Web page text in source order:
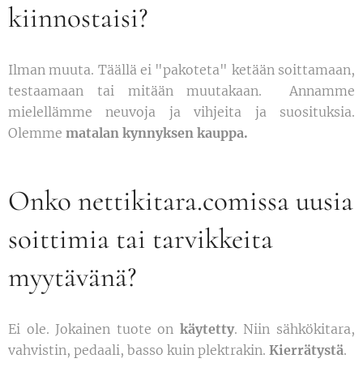
kiinnostaisi?
Ilman muuta. Täällä ei "pakoteta" ketään soittamaan,
testaamaan tai mitään muutakaan. Annamme
mielellämme neuvoja ja vihjeita ja suosituksia.
Olemme matalan kynnyksen kauppa.
Onko nettikitara.comissa uusia
soittimia tai tarvikkeita
myytävänä?
Ei ole. Jokainen tuote on käytetty. Niin sähkökitara,
vahvistin, pedaali, basso kuin plektrakin. Kierrätystä.